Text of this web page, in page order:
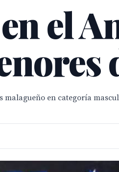
el
en categoría